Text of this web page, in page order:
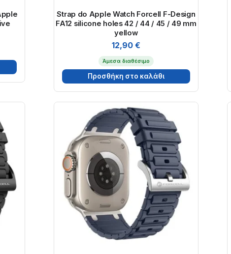
Strap do Apple Watch Forcell F-Design
FA12 silicone holes 42 / 44 / 45 / 49 mm
yellow
12,90 €
Άμεσα διαθέσιμο
Προσθήκη στο καλάθι